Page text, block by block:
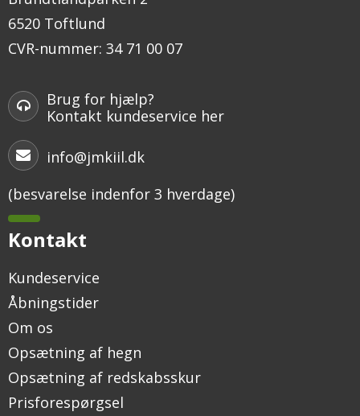
6520 Toftlund
CVR-nummer: 34 71 00 07
Brug for hjælp?
Kontakt kundeservice her
info@jmkiil.dk
(besvarelse indenfor 3 hverdage)
Kontakt
Kundeservice
Åbningstider
Om os
Opsætning af hegn
Opsætning af redskabsskur
Prisforespørgsel